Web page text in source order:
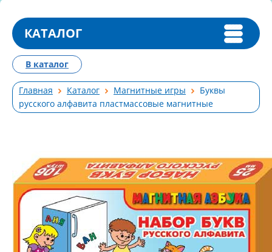
КАТАЛОГ
Главная Каталог Магнитные игры
Буквы
русского алфавита пластмассовые магнитные
В каталог